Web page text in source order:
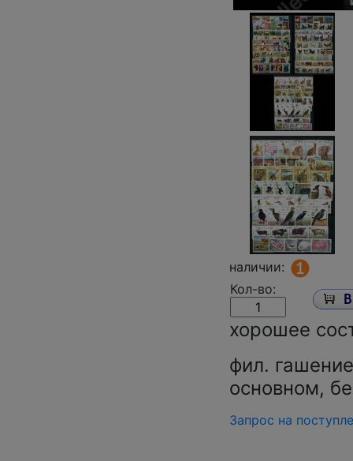
наличии:
Кол-во:
хорошее
фил.
основном,
Запрос на